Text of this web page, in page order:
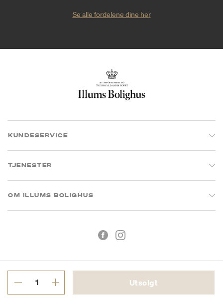
Utsolgt
Se alle fordelene dine her
KUNDESERVICE
TJENESTER
OM ILLUMS BOLIGHUS